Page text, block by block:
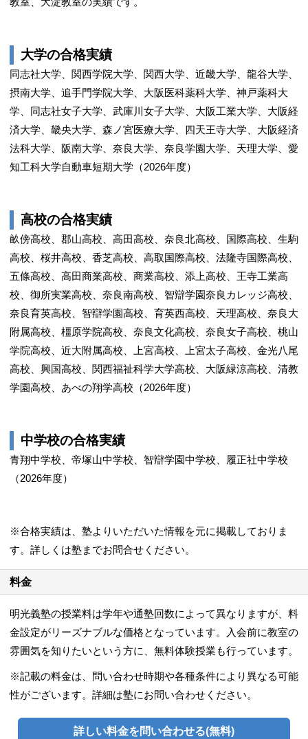
大学の合格実績
同志社大学、関西学院大学、関西大学、近畿大学、龍谷大学、
摂南大学、追手門学院大学、大阪医科薬科大学、神戸薬科大
学、同志社女子大学、武庫川女子大学、大阪工業大学、大阪経
済大学、畿央大学、森ノ宮医療大学、四天王寺大学、大阪経済
法科大学、阪南大学、奈良大学、奈良学園大学、天理大学、愛
知工科大学自動車短期大学（2026年度）
高校の合格実績
畝傍高校、郡山高校、高田高校、奈良北高校、国際高校、生駒
高校、桜井高校、香芝高校、高取国際高校、法隆寺国際高校、
五條高校、高田商業高校、商業高校、添上高校、王寺工業高
校、御所実業高校、奈良南高校、智辯学園奈良カレッジ高校、
奈良育英高校、智辯学園高校、育英西高校、天理高校、奈良大
附属高校、橿原学院高校、奈良文化高校、奈良女子高校、桃山
学院高校、近大附属高校、上宮高校、上宮太子高校、金光八尾
高校、興国高校、関西福祉科学大学高校、大阪緑涼高校、清教
学園高校、あべの翔学高校（2026年度）
中学校の合格実績
青翔中学校、帝塚山中学校、智辯学園中学校、履正社中学校
（2026年度）
※合格実績は、塾よりいただいた情報を元に掲載しておりま
す。詳しくは塾までお問合せください。
料金
明光義塾の授業料は学年や通塾回数によって異なりますが、料
金設定がリーズナブルな価格となっています。入会前に教室の
雰囲気を知りたいという方に、無料体験授業も行っています。
※記載の料金は、問い合わせ時期や各種条件により異なる可能
性がございます。詳細は塾にお問い合わせください。
詳しい料金を問い合わせる(無料)